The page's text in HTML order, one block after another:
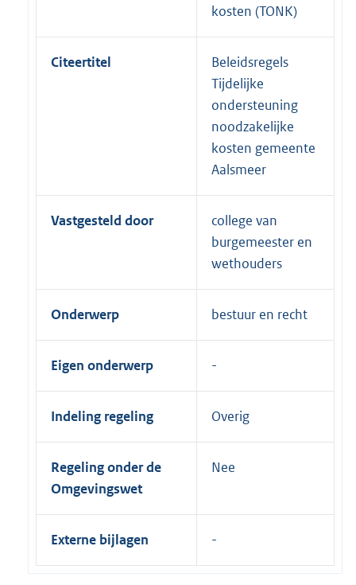
kosten (TONK)
Citeertitel
Beleidsregels
Tijdelijke
ondersteuning
noodzakelijke
kosten gemeente
Aalsmeer
Vastgesteld door
college van
burgemeester en
wethouders
Onderwerp bestuur en recht
Eigen onderwerp
Indeling regeling Overig
Regeling onder de
Omgevingswet
Nee
Externe bijlagen